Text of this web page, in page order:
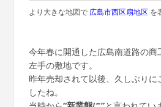
より大きな地図で 広島市西区扇地区を
今年春に開通した広島南道路の商
左手の敷地です。
昨年売却されて以後、久しぶりに
したね。